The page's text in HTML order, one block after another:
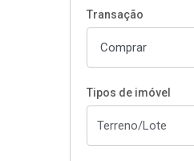
Transação
Tipos de imóvel